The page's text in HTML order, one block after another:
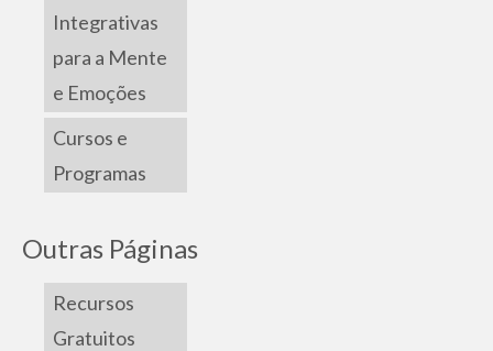
Integrativas
para a Mente
e Emoções
Cursos e
Programas
Outras Páginas
Recursos
Gratuitos